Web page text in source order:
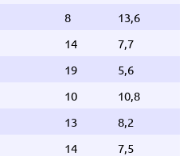
8
13,6
14
7,7
19
5,6
10
10,8
13
8,2
14
7,5